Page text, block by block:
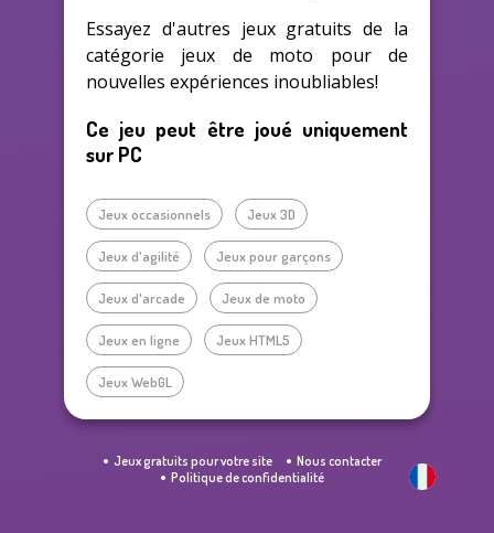
Essayez d'autres jeux gratuits de la
catégorie jeux de moto pour de
nouvelles expériences inoubliables!
Ce jeu peut être joué uniquement
sur PC
Jeux occasionnels Jeux 3D
Jeux d'agilité Jeux pour garçons
Jeux d'arcade Jeux de moto
Jeux en ligne Jeux HTML5
Jeux WebGL
Jeux gratuits pour votre site
Nous contacter
Politique de confidentialité